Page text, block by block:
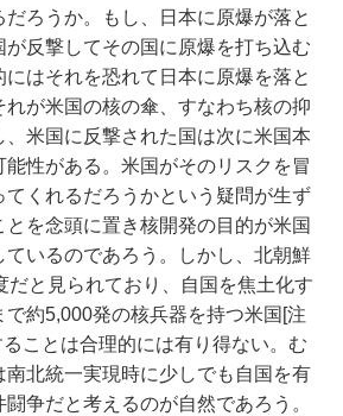
ろうか。もし、日本に原爆が落と
が反撃してその国に原爆を打ち込む
にはそれを恐れて日本に原爆を落と
れが米国の核の傘、すなわち核の抑
、米国に反撃された国は次に米国本
性がある。米国がそのリスクを冒
てくれるだろうかという疑問が生ず
とを念頭に置き核開発の目的が米国
ているのであろう。しかし、北朝鮮
だと見られており、自国を焦土化す
で約5,000発の核兵器を持つ米国[注
ことは合理的には有り得ない。む
南北統一実現時に少しでも自国を有
争だと考えるのが自然であろう。